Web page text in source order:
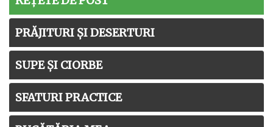
PRĂJITURI ȘI DESERTURI
SUPE ȘI CIORBE
SFATURI PRACTICE